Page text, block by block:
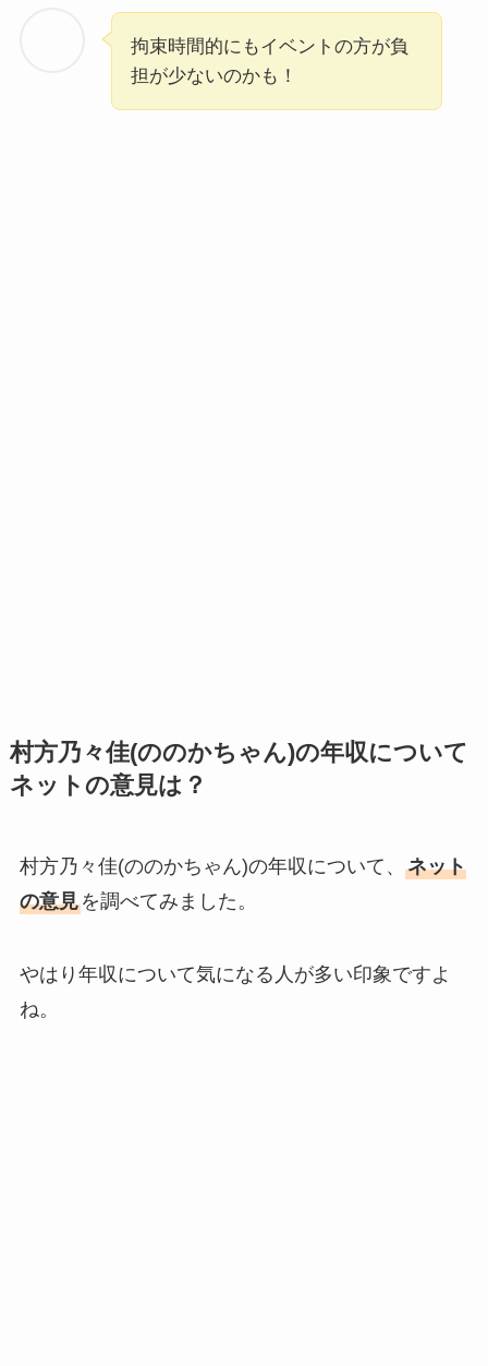
拘束時間的にもイベントの方が負
担が少ないのかも！
村方乃々佳(ののかちゃん)の年収について
ネットの意見は？
村方乃々佳(ののかちゃん)の年収について、 ネット
の意見を調べてみました。
やはり年収について気になる人が多い印象ですよ
ね。